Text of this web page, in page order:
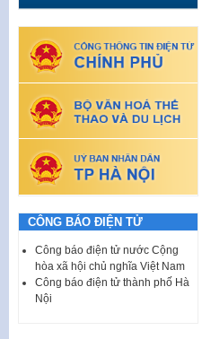
CÔNG BÁO ĐIỆN TỬ
Công báo điện tử nước Cộng
hòa xã hội chủ nghĩa Việt Nam
Công báo điện tử thành phố Hà
Nội